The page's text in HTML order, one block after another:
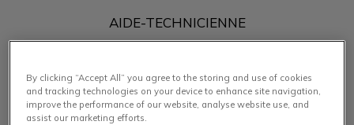
AIDE-TECHNICIENNE
By clicking “Accept All” you agree to the storing and use of cookies
and tracking technologies on your device to enhance site navigation,
improve the performance of our website, analyse website use, and
assist our marketing efforts.